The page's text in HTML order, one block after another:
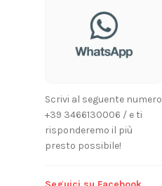
Scrivi al seguente numero
+39 3466130006 / e ti
risponderemo il più
presto possibile!